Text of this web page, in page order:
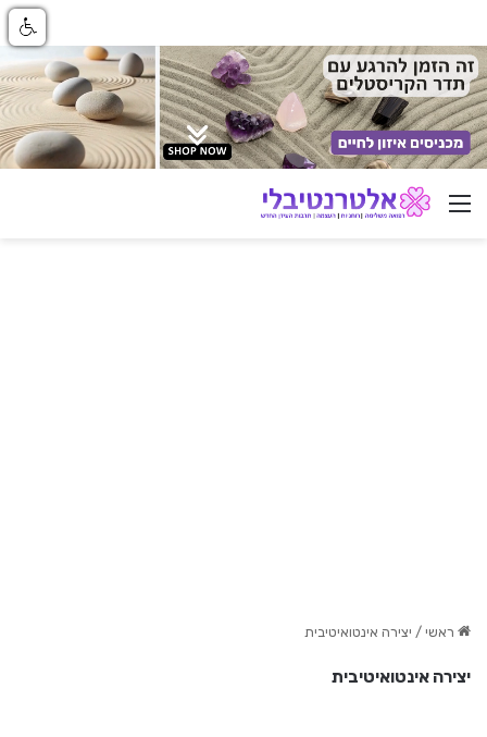
ניווט באתר
ראשי / יצירה אינטואיטיבית
יצירה אינטואיטיבית